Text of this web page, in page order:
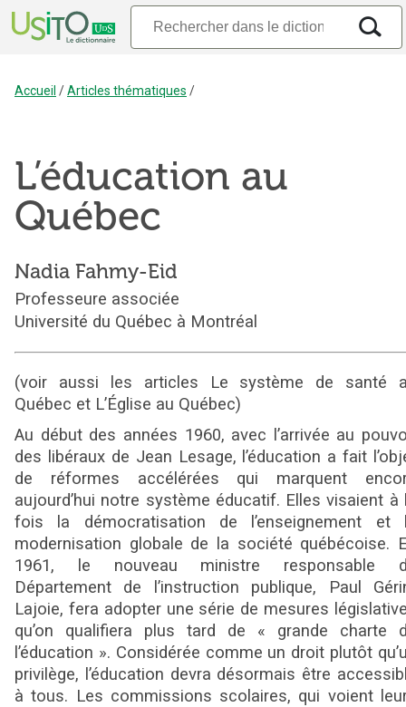
Accueil /Articles thématiques /
L’éducation au
Québec
Nadia Fahmy-Eid
Professeure associée
Université du Québec à Montréal
(voir aussi les articles Le système de santé
Québec et L’Église au Québec)
Au début des années 1960, avec l’arrivée au
des libéraux de Jean Lesage, l’éducation a fait
de réformes accélérées qui marquent
aujourd’hui notre système éducatif. Elles visaient à
fois la démocratisation de l’enseignement et
modernisation globale de la société québécoise.
1961, le nouveau ministre responsable
Département de l’instruction publique, Paul
Lajoie, fera adopter une série de mesures
qu’on qualifiera plus tard de « grande charte
l’éducation ». Considérée comme un droit plutôt
privilège, l’éducation devra désormais être
à tous. Les commissions scolaires, qui voient